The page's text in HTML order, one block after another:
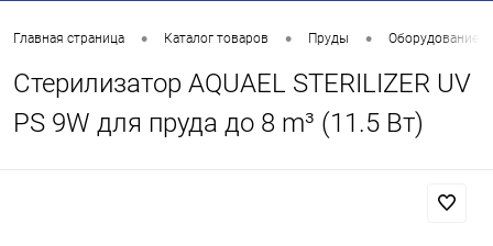
Главная страница • Каталог товаров • Пруды • Оборудование
Стерилизатор AQUAEL STERILIZER UV
PS 9W для пруда до 8 m³ (11.5 Вт)